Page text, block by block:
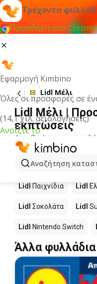
Τρέχοντα
Προσθήκη στο
Εφαρμογή Kimbino
Όλες οι προσφορές σε
(14,1 χιλ. αξιολογήσεις)
Ανοίξτε το
Αναζήτηση
Lidl Μέλι
Lidl Μέλι |
εκπτώσεις
Δεν βρήκαμε
Άλλα
Lidl
Lidl Παιχνίδια Lidl
Lidl Σοκολάτα Lidl
Lidl Nintendo Switch
Άλλα φυλλάδια